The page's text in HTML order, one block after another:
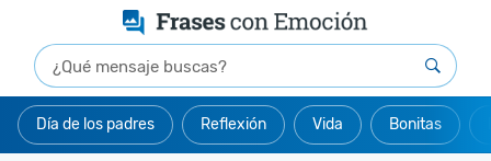
Día de los padres Reflexión Vida Bonitas